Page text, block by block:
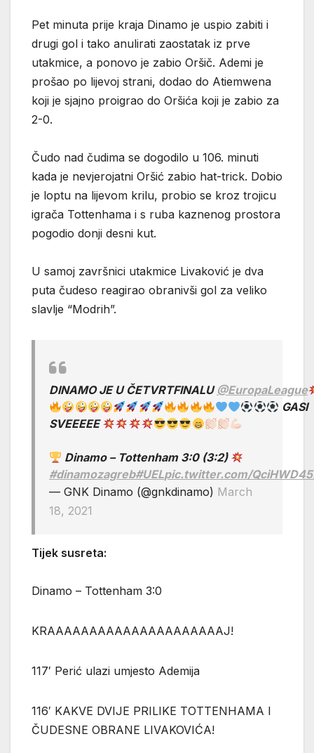
Pet minuta prije kraja Dinamo je uspio zabiti i
drugi gol i tako anulirati zaostatak iz prve
utakmice, a ponovo je zabio Oršič. Ademi je
prošao po lijevoj strani, dodao do Atiemwena
koji je sjajno proigrao do Oršića koji je zabio za
2-0.
Čudo nad čudima se dogodilo u 106. minuti
kada je nevjerojatni Oršić zabio hat-trick. Dobio
je loptu na lijevom krilu, probio se kroz trojicu
igrača Tottenhama i s ruba kaznenog prostora
pogodio donji desni kut.
U samoj završnici utakmice Livaković je dva
puta čudeso reagirao obranivši gol za veliko
slavlje “Modrih”.
DINAMO JE U ČETVRTFINALU @EuropaLeague
GASI
SVEEEEE
Dinamo – Tottenham 3:0 (3:2)
#dinamozagreb#UELpic.twitter.com/
— GNK Dinamo (@gnkdinamo) March
18, 2021
Tijek susreta:
Dinamo – Tottenham 3:0
KRAAAAAAAAAAAAAAAAAAAAAJ!
117′ Perić ulazi umjesto Ademija
116′ KAKVE DVIJE PRILIKE TOTTENHAMA I
ČUDESNE OBRANE LIVAKOVIĆA!